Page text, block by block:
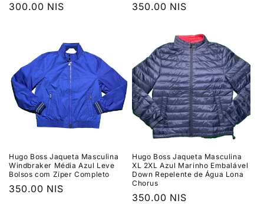
Preço
300.00 NIS
Preço
350.00 NIS
Hugo Boss Jaqueta Masculina
Windbraker Média Azul Leve
Bolsos com Zíper Completo
Preço
350.00 NIS
Hugo Boss Jaqueta Masculina
XL 2XL Azul Marinho Embalável
Down Repelente de Água Lona
Chorus
Preço
350.00 NIS